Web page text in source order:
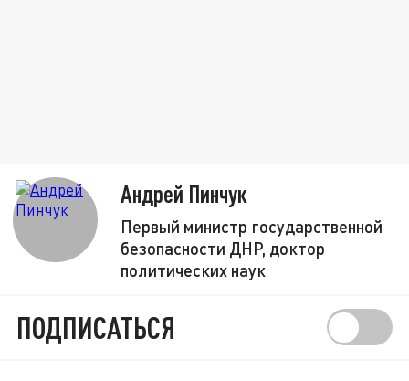
Андрей Пинчук
Первый министр государственной
безопасности ДНР, доктор
политических наук
ПОДПИСАТЬСЯ